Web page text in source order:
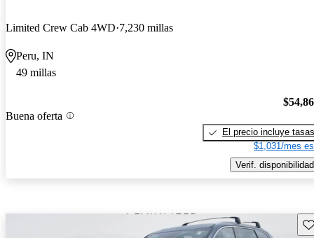
Limited Crew Cab 4WD 7,230 millas
Peru, IN
49 millas
Buena oferta
El precio incluye tasas
$1,031/mes
Verif. disponibilidad